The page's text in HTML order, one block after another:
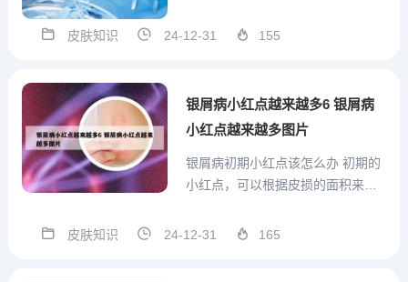
其皮损形态多种多样，通常分为干
者以红斑、糜烂、流滋、有油腻性
皮肤知识 24-12-31 155
银屑病小红点越来越多6 银屑病
小红点越来越多图片
银屑病初期小红点该怎么办 初期的
小红点，可以根据皮损的面积来决
较小，可以单纯外用药物即可，比
皮肤知识 24-12-31 165